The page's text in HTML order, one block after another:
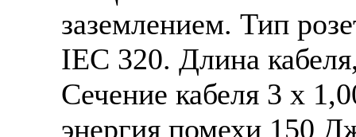
заземлением. Тип
IEC 320. Длина
Сечение кабеля 3 x
энергия помехи 150